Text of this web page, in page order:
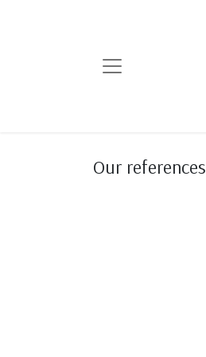
Our references